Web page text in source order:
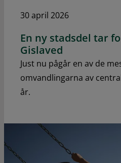
30 april 2026
En ny stadsdel tar
Gislaved
Just nu pågår en av de
omvandlingarna av
år.